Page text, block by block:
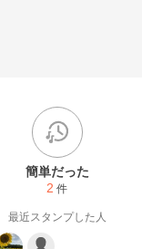
簡単だった
2 件
最近スタンプした人